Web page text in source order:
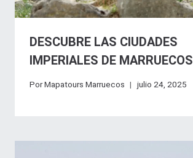
DESCUBRE LAS CIUDADES
IMPERIALES DE MARRUECOS
PorMapatours Marruecos julio 24, 2025